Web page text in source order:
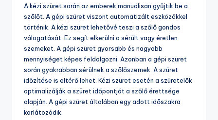
A kézi szüret során az emberek manuálisan gyűjtik be a
szőlőt. A gépi szüret viszont automatizált eszközökkel
történik. A kézi szüret lehetővé teszi a szőlő gondos
válogatását. Ez segít elkerülni a sérült vagy éretlen
szemeket. A gépi szüret gyorsabb és nagyobb
mennyiséget képes feldolgozni. Azonban a gépi szüret
során gyakrabban sérülnek a szőlőszemek. A szüret
időzítése is eltérő lehet. Kézi szüret esetén a szüretelők
optimalizálják a szüret időpontját a szőlő érettsége
alapján. A gépi szüret általában egy adott időszakra
korlátozódik.